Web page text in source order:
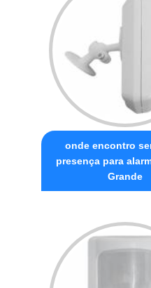
onde encontro
presença para
Grande